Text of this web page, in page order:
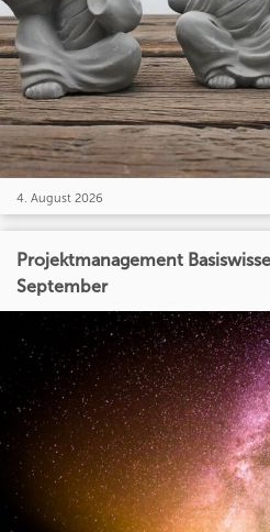
4. August 2026
Projektmanagement
September